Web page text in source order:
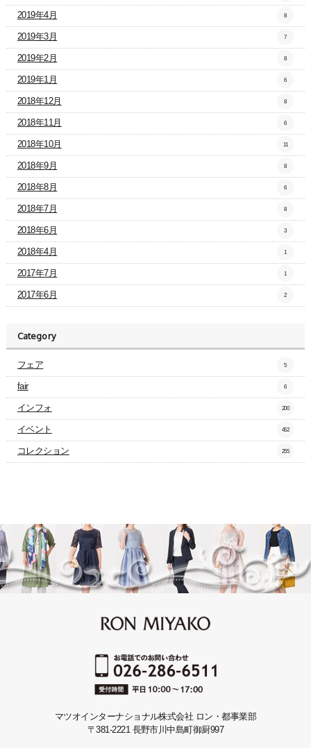
2019年4月 8
2019年3月 7
2019年2月 8
2019年1月 6
2018年12月 8
2018年11月 6
2018年10月 11
2018年9月 8
2018年8月 6
2018年7月 8
2018年6月 3
2018年4月 1
2017年7月 1
2017年6月 2
Category
フェア 5
fair 6
インフォ 200
イベント 452
コレクション 255
マツオインターナショナル株式会社 ロン・都事業部
〒381-2221 長野市川中島町御厨997